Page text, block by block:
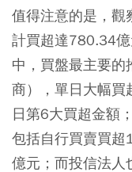
值得注意的是，觀
計買超達780.34
中，買盤最主要的
商），單日大幅
日第6大買超金額
包括自行買賣買
億元；而投信法人